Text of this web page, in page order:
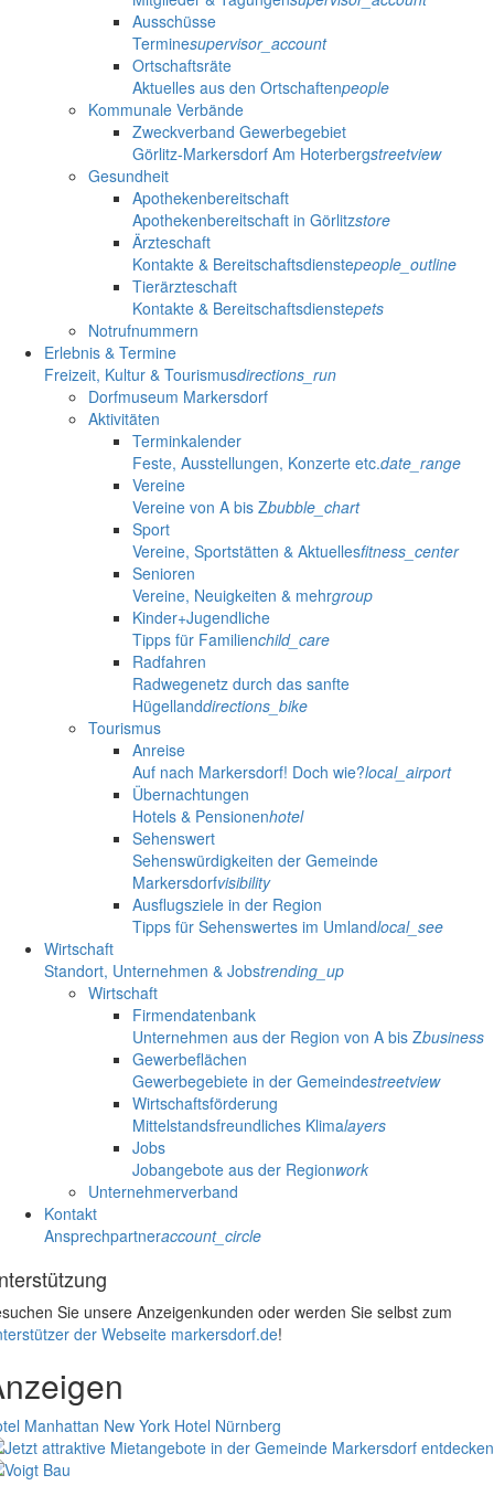
Ausschüsse
Terminesupervisor_account
Ortschaftsräte
Aktuelles aus den Ortschaftenpeople
Kommunale Verbände
Zweckverband Gewerbegebiet
Görlitz-Markersdorf Am Hoterbergstreetview
Gesundheit
Apothekenbereitschaft
Apothekenbereitschaft in Görlitzstore
Ärzteschaft
Kontakte & Bereitschaftsdienstepeople_outline
Tierärzteschaft
Kontakte & Bereitschaftsdienstepets
Notrufnummern
Erlebnis & Termine
Freizeit, Kultur & Tourismusdirections_run
Dorfmuseum Markersdorf
Aktivitäten
Terminkalender
Feste, Ausstellungen, Konzerte etc.date_range
Vereine
Vereine von A bis Zbubble_chart
Sport
Vereine, Sportstätten & Aktuellesfitness_center
Senioren
Vereine, Neuigkeiten & mehrgroup
Kinder+Jugendliche
Tipps für Familienchild_care
Radfahren
Radwegenetz durch das sanfte
Hügellanddirections_bike
Tourismus
Anreise
Auf nach Markersdorf! Doch wie?local_airport
Übernachtungen
Hotels & Pensionenhotel
Sehenswert
Sehenswürdigkeiten der Gemeinde
Markersdorfvisibility
Ausflugsziele in der Region
Tipps für Sehenswertes im Umlandlocal_see
Wirtschaft
Standort, Unternehmen & Jobstrending_up
Wirtschaft
Firmendatenbank
Unternehmen aus der Region von A bis Zbusiness
Gewerbeflächen
Gewerbegebiete in der Gemeindestreetview
Wirtschaftsförderung
Mittelstandsfreundliches Klimalayers
Jobs
Jobangebote aus der Regionwork
Unternehmerverband
Kontakt
Ansprechpartneraccount_circle
Sie unsere Anzeigenkunden oder werden Sie selbst zum
der Webseite markersdorf.de!
Manhattan New York Hotel Nürnberg